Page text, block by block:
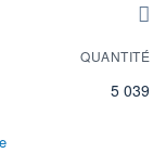
QUANTITÉ
5 039